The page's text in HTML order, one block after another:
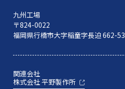
九州工場
〒824-0022
福岡県行橋市大字稲童字長迫 662-53
関連会社
株式会社 平野製作所